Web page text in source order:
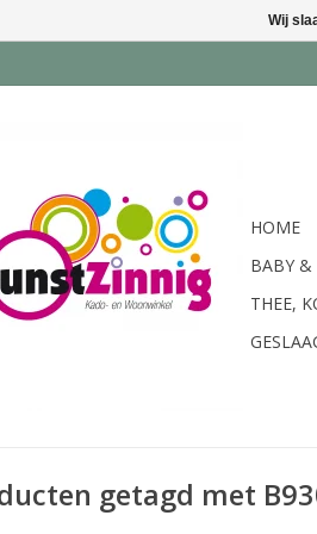
HOME
BABY &
THEE,
getagd met
Wij